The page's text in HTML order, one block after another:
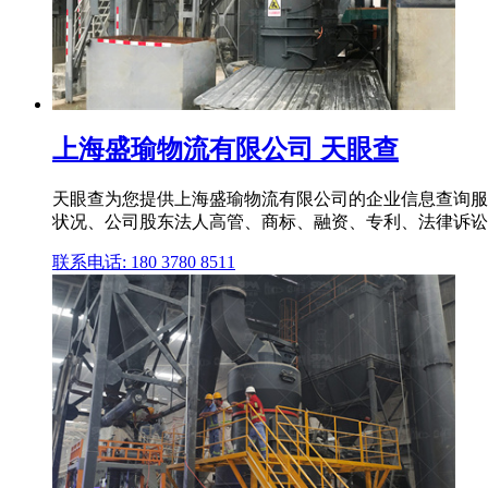
上海盛瑜物流有限公司 天眼查
天眼查为您提供上海盛瑜物流有限公司的企业信息查询
状况、公司股东法人高管、商标、融资、专利、法律诉
联系电话: 180 3780 8511